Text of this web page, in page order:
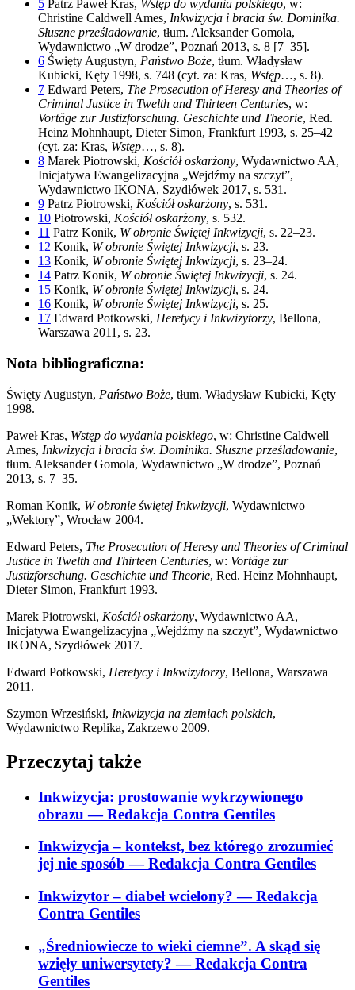
5 Patrz Paweł Kras, Wstęp do wydania polskiego, w:
Christine Caldwell Ames, Inkwizycja i bracia św. Dominika.
Słuszne prześladowanie, tłum. Aleksander Gomola,
Wydawnictwo „W drodze”, Poznań 2013, s. 8 [7–35].
6 Święty Augustyn, Państwo Boże, tłum. Władysław
Kubicki, Kęty 1998, s. 748 (cyt. za: Kras, Wstęp…, s. 8).
7 Edward Peters, The Prosecution of Heresy and Theories of
Criminal Justice in Twelth and Thirteen Centuries, w:
Vortäge zur Justizforschung. Geschichte und Theorie, Red.
Heinz Mohnhaupt, Dieter Simon, Frankfurt 1993, s. 25–42
(cyt. za: Kras, Wstęp…, s. 8).
8 Marek Piotrowski, Kościół oskarżony, Wydawnictwo AA,
Inicjatywa Ewangelizacyjna „Wejdźmy na szczyt”,
Wydawnictwo IKONA, Szydłówek 2017, s. 531.
9 Patrz Piotrowski, Kościół oskarżony, s. 531.
10 Piotrowski, Kościół oskarżony, s. 532.
11 Patrz Konik, W obronie Świętej Inkwizycji, s. 22–23.
12 Konik, W obronie Świętej Inkwizycji, s. 23.
13 Konik, W obronie Świętej Inkwizycji, s. 23–24.
14 Patrz Konik, W obronie Świętej Inkwizycji, s. 24.
15 Konik, W obronie Świętej Inkwizycji, s. 24.
16 Konik, W obronie Świętej Inkwizycji, s. 25.
17 Edward Potkowski, Heretycy i Inkwizytorzy, Bellona,
Warszawa 2011, s. 23.
Nota bibliograficzna:
Święty Augustyn, Państwo Boże, tłum. Władysław Kubicki, Kęty
1998.
Paweł Kras, Wstęp do wydania polskiego, w: Christine Caldwell
Ames, Inkwizycja i bracia św. Dominika. Słuszne prześladowanie,
tłum. Aleksander Gomola, Wydawnictwo „W drodze”, Poznań
2013, s. 7–35.
Roman Konik, W obronie świętej Inkwizycji, Wydawnictwo
„Wektory”, Wrocław 2004.
Edward Peters, The Prosecution of Heresy and Theories of Criminal
Justice in Twelth and Thirteen Centuries, w: Vortäge zur
Justizforschung. Geschichte und Theorie, Red. Heinz Mohnhaupt,
Dieter Simon, Frankfurt 1993.
Marek Piotrowski, Kościół oskarżony, Wydawnictwo AA,
Inicjatywa Ewangelizacyjna „Wejdźmy na szczyt”, Wydawnictwo
IKONA, Szydłówek 2017.
Edward Potkowski, Heretycy i Inkwizytorzy, Bellona, Warszawa
2011.
Szymon Wrzesiński, Inkwizycja na ziemiach polskich,
Wydawnictwo Replika, Zakrzewo 2009.
Przeczytaj także
Inkwizycja: prostowanie wykrzywionego
obrazu— Redakcja Contra Gentiles
Inkwizycja – kontekst, bez którego zrozumieć
jej nie sposób— Redakcja Contra Gentiles
Inkwizytor – diabeł wcielony?— Redakcja
Contra Gentiles
„Średniowiecze to wieki ciemne”. A skąd się
wzięły uniwersytety?— Redakcja Contra
Gentiles